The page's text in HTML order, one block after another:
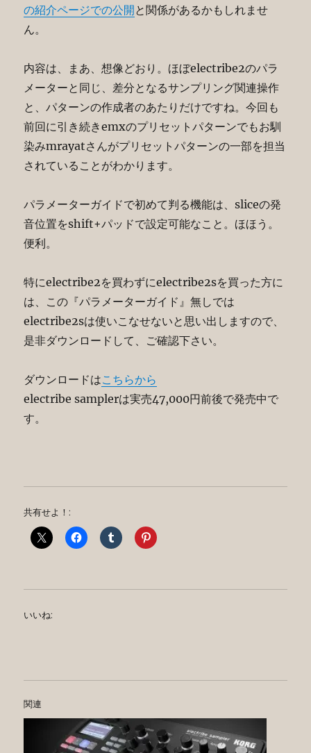
の紹介ページでの公開と関係があるかもしれませ
ん。
内容は、まあ、想像どおり。ほぼelectribe2のパラ
メーターと同じ、差分となるサンプリング関連操作
と、パターンの作成者のあたりだけですね。今回も
前回に引き続きemxのプリセットパターンでもお馴
染みmrayatさんがプリセットパターンの一部を担当
されていることがわかります。
パラメーターガイドで初めて判る機能は、sliceの発
音位置をshift+パッドで設定可能なこと。ほほう。
便利。
特にelectribe2を買わずにelectribe2sを買った方に
は、この『パラメーターガイド』無しでは
electribe2sは使いこなせないと思い出しますので、
是非ダウンロードして、ご確認下さい。
ダウンロードはこちらから
electribe samplerは実売47,000円前後で発売中で
す。
共有せよ！:
いいね:
関連